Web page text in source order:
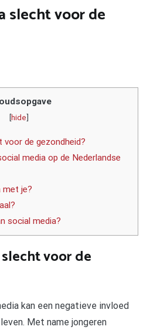
slecht voor de
[hide]
voor de gezondheid?
media op de Nederlandse
met je?
social media?
voor de
kan een negatieve invloed
Met name jongeren